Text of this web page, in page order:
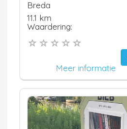
Breda
11.1 km
Waardering:
Meer informatie